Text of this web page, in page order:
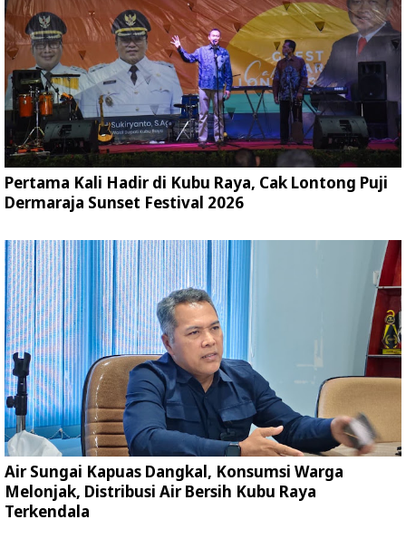
Pertama Kali Hadir di Kubu Raya, Cak Lontong Puji
Dermaraja Sunset Festival 2026
Air Sungai Kapuas Dangkal, Konsumsi Warga
Melonjak, Distribusi Air Bersih Kubu Raya
Terkendala